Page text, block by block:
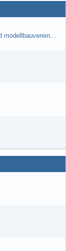
Gibt es noch in Raum Hannover RC Car Offroad modellbauvereine, habe selbst schon gegoogelt aber erfolglos